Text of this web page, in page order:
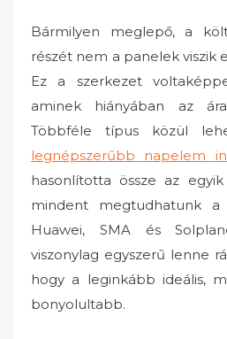
Bármilyen meglepő, a
részét nem a panelek viszik
Ez a szerkezet
aminek hiányában az
Többféle típus közül
legnépszerűbb napelem
hasonlította össze az
mindent megtudhatunk a
Huawei, SMA és
viszonylag egyszerű lenne
hogy a leginkább ideális,
bonyolultabb.